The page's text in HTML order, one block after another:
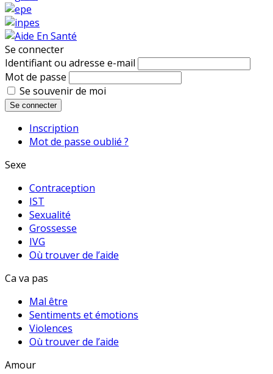
Se connecter
Identifiant ou adresse e-mail
Mot de passe
Se souvenir de moi
Se connecter
Inscription
Mot de passe oublié ?
Sexe
Contraception
IST
Sexualité
Grossesse
IVG
Où trouver de l’aide
Ca va pas
Mal être
Sentiments et émotions
Violences
Où trouver de l’aide
Amour